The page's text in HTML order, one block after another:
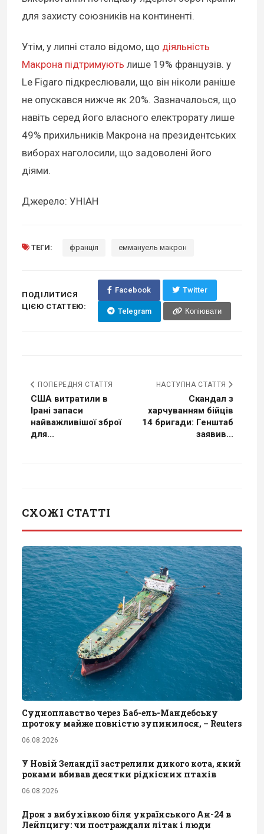
для захисту союзників на континенті.
Утім, у липні стало відомо, що діяльність
Макрона підтримують лише 19% французів. у
Le Figaro підкреслювали, що він ніколи раніше
не опускався нижче як 20%. Зазначалоься, що
навіть серед його власного електрорату лише
49% прихильників Макрона на президентських
виборах наголосили, що задоволені його
діями.
Джерело: УНІАН
ТЕГИ: франція еммануель макрон
ПОДІЛИТИСЯ
ЦІЄЮ СТАТТЕЮ:
Facebook Twitter
Telegram Копіювати
ПОПЕРЕДНЯ СТАТТЯ
США витратили в
Ірані запаси
найважливішої зброї
для...
НАСТУПНА СТАТТЯ
Скандал з
харчуванням бійців
14 бригади: Генштаб
заявив...
СХОЖІ СТАТТІ
Судноплавство через Баб-ель-Мандебську
протоку майже повністю зупинилося, – Reuters
06.08.2026
У Новій Зеландії застрелили дикого кота, який
роками вбивав десятки рідкісних птахів
06.08.2026
Дрон з вибухівкою біля українського Ан-24 в
Лейпцигу: чи постраждали літак і люди